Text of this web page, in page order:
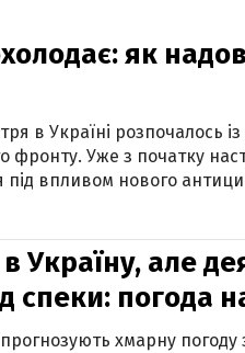
як
в Україні розпочалось із
Уже з початку
під впливом нового
Україну, але
спеки: погода
хмарну